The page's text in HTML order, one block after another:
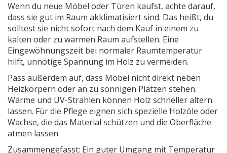
Wenn du neue Möbel oder Türen kaufst, achte darauf,
dass sie gut im Raum akklimatisiert sind. Das heißt, du
solltest sie nicht sofort nach dem Kauf in einem zu
kalten oder zu warmen Raum aufstellen. Eine
Eingewöhnungszeit bei normaler Raumtemperatur
hilft, unnötige Spannung im Holz zu vermeiden.
Pass außerdem auf, dass Möbel nicht direkt neben
Heizkörpern oder an zu sonnigen Plätzen stehen.
Wärme und UV-Strahlen können Holz schneller altern
lassen. Für die Pflege eignen sich spezielle Holzöle oder
Wachse, die das Material schützen und die Oberfläche
atmen lassen.
Zusammengefasst: Ein guter Umgang mit Temperatur